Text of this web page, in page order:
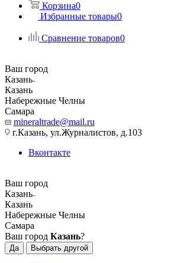
Корзина0
Избранные товары0
Сравнение товаров0
Ваш город
Казань
Казань
Набережные Челны
Самара
mineraltrade@mail.ru
г.Казань, ул.Журналистов, д.103
Вконтакте
Ваш город
Казань
Казань
Набережные Челны
Самара
Ваш город Казань?
Да Выбрать другой